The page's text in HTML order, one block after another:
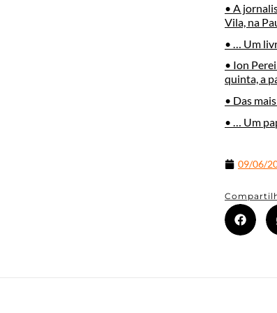
• A
Vila, na
• … Um
• Ion
quinta, a
• Das
• … Um
09/06/